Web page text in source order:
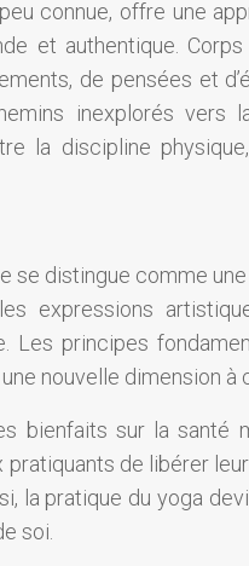
connue, offre une
et authentique.
de pensées et
inexplorés vers
la discipline
se distingue comme
expressions
Les principes
nouvelle dimension
bienfaits sur la santé
de libérer
la pratique du yoga
soi.